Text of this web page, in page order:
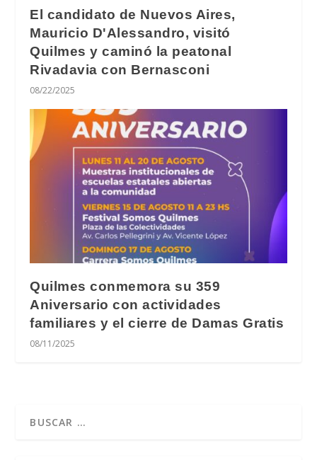
El candidato de Nuevos Aires,
Mauricio D'Alessandro, visitó
Quilmes y caminó la peatonal
Rivadavia con Bernasconi
08/22/2025
Quilmes conmemora su 359
Aniversario con actividades
familiares y el cierre de Damas Gratis
08/11/2025